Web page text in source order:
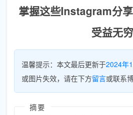
掌握这些Instagram分
受益无穷
温馨提示：本文最后更新于2024年
或图片失效，请在下方留言或联系博
摘要